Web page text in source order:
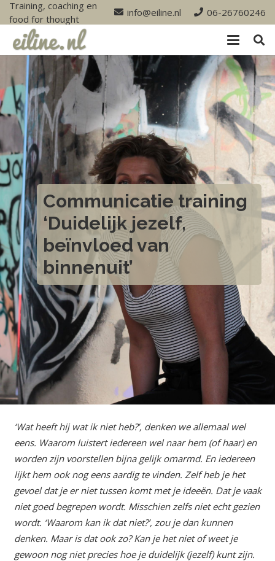
Training, coaching en
food for thought
info@eiline.nl 06-26760246
Communicatie training
‘Duidelijk jezelf,
beïnvloed van
binnenuit’
‘Wat heeft hij wat ik niet heb?’, denken we allemaal wel
eens. Waarom luistert iedereen wel naar hem (of haar) en
worden zijn voorstellen bijna gelijk omarmd. En iedereen
lijkt hem ook nog eens aardig te vinden. Zelf heb je het
gevoel dat je er niet tussen komt met je ideeën. Dat je vaak
niet goed begrepen wordt. Misschien zelfs niet echt gezien
wordt. ‘Waarom kan ik dat niet?’, zou je dan kunnen
denken. Maar is dat ook zo? Kan je het niet of weet je
gewoon nog niet precies hoe je duidelijk (jezelf) kunt zijn.